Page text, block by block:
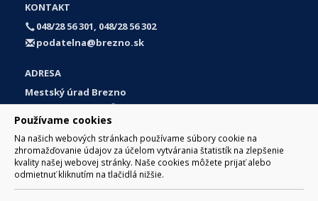
Používame cookies
Na našich webových stránkach používame súbory cookie na
zhromažďovanie údajov za účelom vytvárania štatistík na zlepšenie
kvality našej webovej stránky. Naše cookies môžete prijať alebo
odmietnuť kliknutím na tlačidlá nižšie.
KONTAKT
048/28 56 301, 048/28 56 302
podatelna@brezno.sk
ADRESA
Mestský úrad Brezno
Námestie gen. M. R. Štefánika 1
977 01 Brezno
Slovakia (Slovak Republic)